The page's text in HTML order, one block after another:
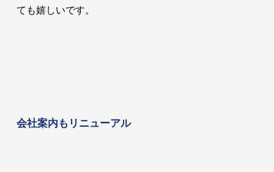
ても嬉しいです。
会社案内もリニューアル